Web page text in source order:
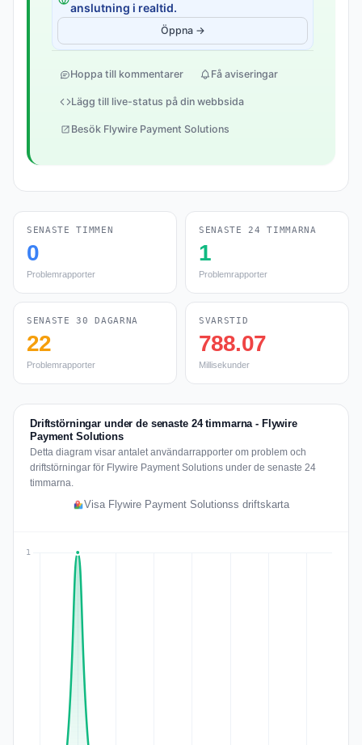
anslutning i realtid.
Öppna →
Hoppa till kommentarer Få aviseringar
Lägg till live-status på din webbsida
Besök Flywire Payment Solutions
SENASTE TIMMEN
0
Problemrapporter
SENASTE 24 TIMMARNA
1
Problemrapporter
SENASTE 30 DAGARNA
22
Problemrapporter
SVARSTID
788.07
Millisekunder
Driftstörningar under de senaste 24 timmarna - Flywire
Payment Solutions
Detta diagram visar antalet användarrapporter om problem och
driftstörningar för Flywire Payment Solutions under de senaste 24
timmarna.
Visa Flywire Payment Solutionss driftskarta